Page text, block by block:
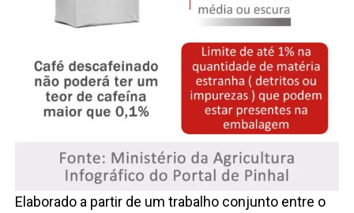
Elaborado a partir de um trabalho conjunto entre o